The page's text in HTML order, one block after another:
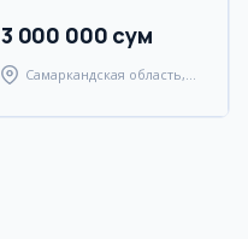
3 000 000 сум
Самаркандская область,